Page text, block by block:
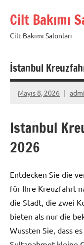
geçCilt Bakımı
Cilt Bakımı Salonları
İstanbul
Mayıs 8, 2026
Istanbul
2026
Entdecken Sie die
für Ihre Kreuzfahrt
die Stadt, die zwei
bieten als nur die
Wussten Sie, dass